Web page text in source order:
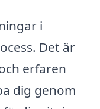
i
Det är
erfaren
dig genom